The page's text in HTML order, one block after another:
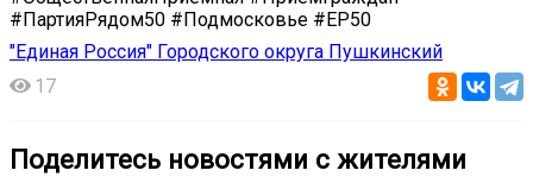
#ПартияРядом50 #Подмосковье #ЕР50
"Единая Россия" Городского округа Пушкинский
17
Поделитесь новостями с жителями